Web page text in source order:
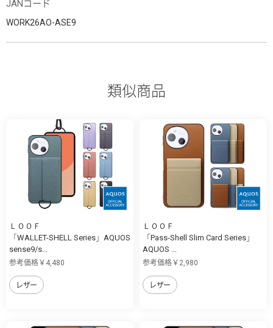
JANコード
WORK26AO-ASE9
類似商品
ＬＯＯＦ
「WALLET-SHELL Series」AQUOS
sense9/s...
参考価格￥4,480
レザー
ＬＯＯＦ
「Pass-Shell Slim Card Series」
AQUOS ...
参考価格￥2,980
レザー